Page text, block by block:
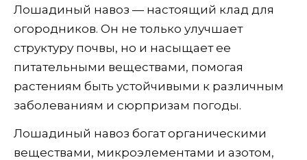
Лошадиный навоз — настоящий клад для
огородников. Он не только улучшает
структуру почвы, но и насыщает ее
питательными веществами, помогая
растениям быть устойчивыми к различным
заболеваниям и сюрпризам погоды.
Лошадиный навоз богат органическими
веществами, микроэлементами и азотом,